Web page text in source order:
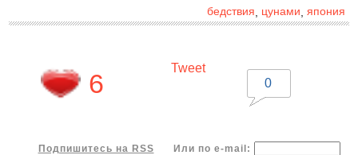
бедствия
цунами япония
6
Tweet
0
Подпишитесь на RSS
Или по e-mail: